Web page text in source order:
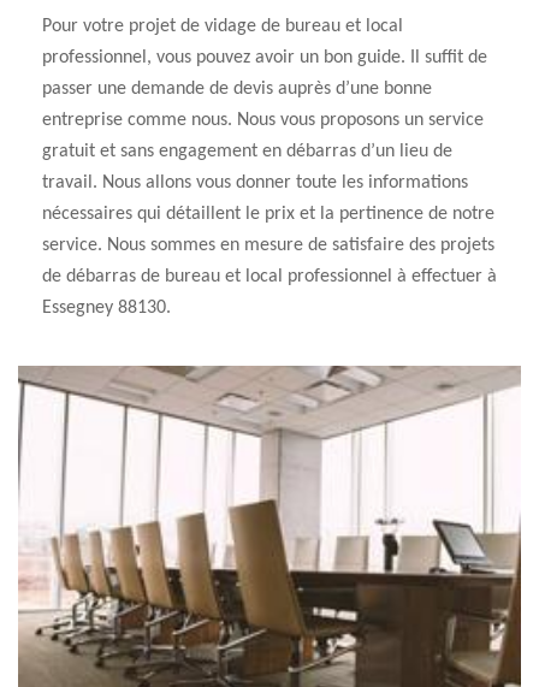
Pour votre projet de vidage de bureau et local
professionnel, vous pouvez avoir un bon guide. Il suffit de
passer une demande de devis auprès d’une bonne
entreprise comme nous. Nous vous proposons un service
gratuit et sans engagement en débarras d’un lieu de
travail. Nous allons vous donner toute les informations
nécessaires qui détaillent le prix et la pertinence de notre
service. Nous sommes en mesure de satisfaire des projets
de débarras de bureau et local professionnel à effectuer à
Essegney 88130.